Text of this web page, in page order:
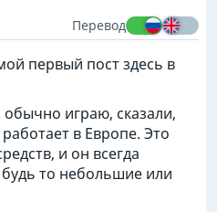
Перевод
первый пост здесь в
обычно играю, сказали,
в Европе. Это
и он всегда
то небольшие или